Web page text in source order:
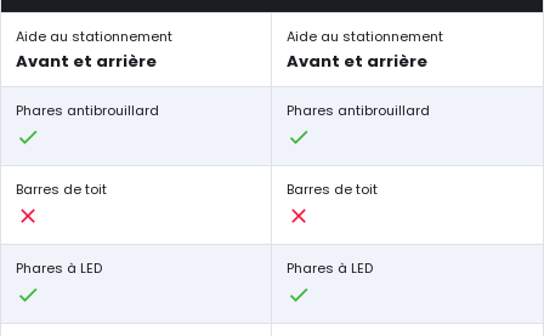
Aide au stationnement
Avant et arrière
Aide au stationnement
Avant et arrière
Phares antibrouillard Phares antibrouillard
Barres de toit Barres de toit
Phares à LED Phares à LED